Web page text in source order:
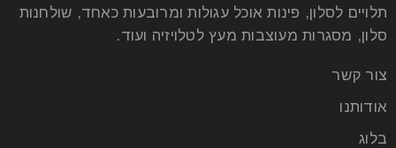
תלויים לסלון, פינות אוכל עגולות ומרובעות כאחד, שולחנות
סלון, מסגרות מעוצבות מעץ לטלויזיה ועוד.
צור קשר
אודותנו
בלוג